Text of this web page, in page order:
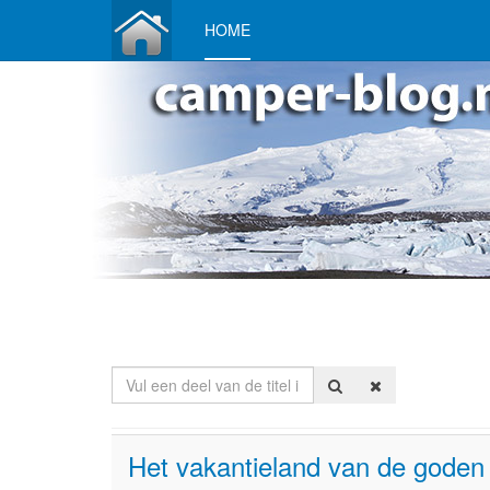
HOME
Vul een deel van de titel in
Het vakantieland van de goden